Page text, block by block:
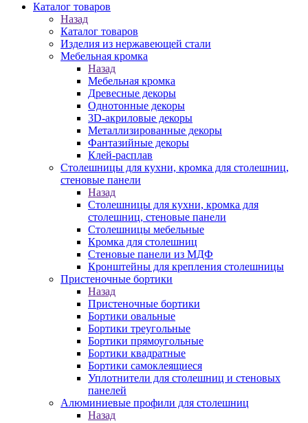
Каталог товаров
Назад
Каталог товаров
Изделия из нержавеющей стали
Мебельная кромка
Назад
Мебельная кромка
Древесные декоры
Однотонные декоры
3D-акриловые декоры
Металлизированные декоры
Фантазийные декоры
Клей-расплав
Столешницы для кухни, кромка для столешниц,
стеновые панели
Назад
Столешницы для кухни, кромка для
столешниц, стеновые панели
Столешницы мебельные
Кромка для столешниц
Стеновые панели из МДФ
Кронштейны для крепления столешницы
Пристеночные бортики
Назад
Пристеночные бортики
Бортики овальные
Бортики треугольные
Бортики прямоугольные
Бортики квадратные
Бортики самоклеящиеся
Уплотнители для столешниц и стеновых
панелей
Алюминиевые профили для столешниц
Назад